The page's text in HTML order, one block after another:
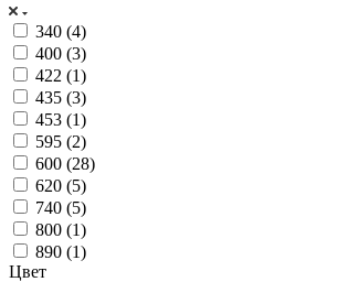
340 (4)
400 (3)
422 (1)
435 (3)
453 (1)
595 (2)
600 (28)
620 (5)
740 (5)
800 (1)
890 (1)
Цвет